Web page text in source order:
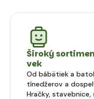
Široký
vek
Od bábätiek a
tínedžerov a
Hračky, stavebnice,